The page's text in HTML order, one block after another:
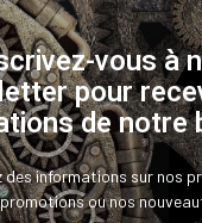
vous à
pour
de notre
des informations sur nos
promotions ou nos